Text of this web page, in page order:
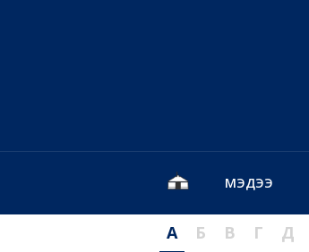
МЭДЭЭ
А Б В Г Д